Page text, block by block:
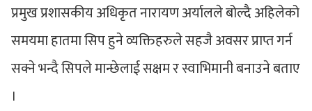
प्रमुख प्रशासकीय अधिकृत नारायण अर्यालले बोल्दै अहिलेको
समयमा हातमा सिप हुने व्यक्तिहरुले सहजै अवसर प्राप्त गर्न
सक्ने भन्दै सिपले मान्छेलाई सक्षम र स्वाभिमानी बनाउने बताए
।